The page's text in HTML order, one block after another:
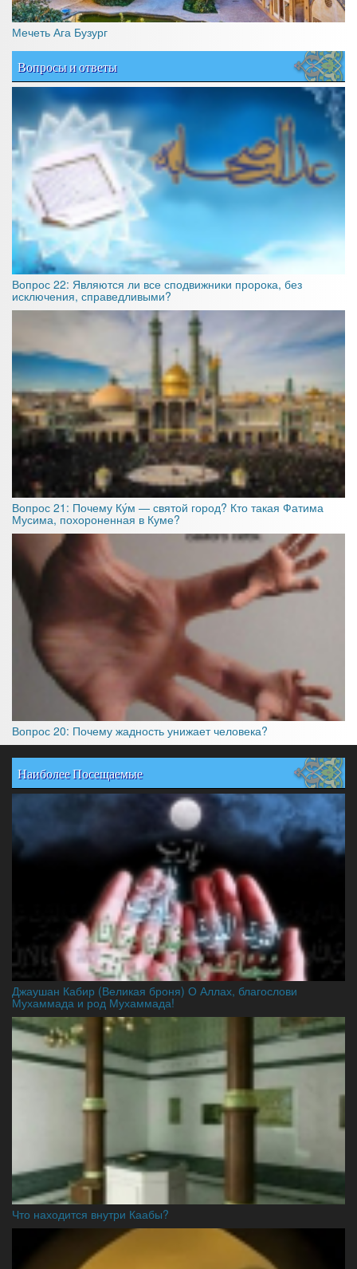
Мечеть Ага Бузург
Вопросы и ответы
Вопрос 22: Являются ли все сподвижники пророка, без
исключения, справедливыми?
Вопрос 21: Почему Ку́м — святой город? Кто такая Фатима
Мусима, похороненная в Куме?
Вопрос 20: Почему жадность унижает человека?
Наиболее Посещаемые
Джаушан Кабир (Великая броня) О Аллах, благослови
Мухаммада и род Мухаммада!
Что находится внутри Каабы?